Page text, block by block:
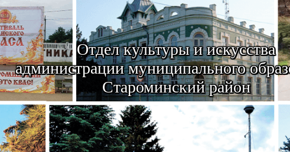
Отдел культуры и искусства
администрации муниципального
Староминский район